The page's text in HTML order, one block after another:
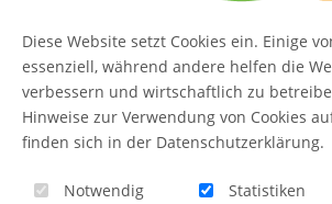
QUIQQER
Themen-Übersicht
Diese Website setzt Cookies ein. Einige
essenziell, während andere helfen die
verbessern und wirtschaftlich zu
Hinweise zur Verwendung von Cookies
finden sich in der Datenschutzerklärung.
Notwendig Statistiken